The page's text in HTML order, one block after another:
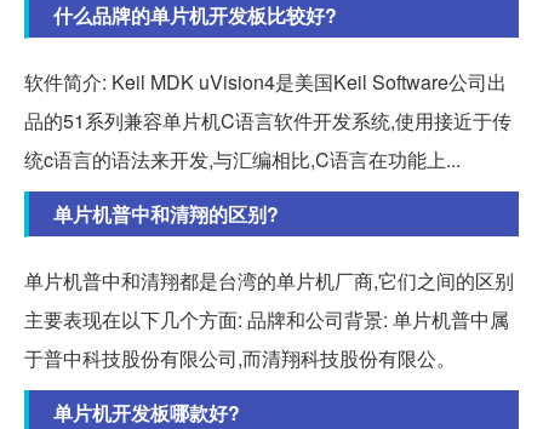
什么品牌的单片机开发板比较好?
软件简介: Keil MDK uVision4是美国Keil Software公司出
品的51系列兼容单片机C语言软件开发系统,使用接近于传
统c语言的语法来开发,与汇编相比,C语言在功能上...
单片机普中和清翔的区别?
单片机普中和清翔都是台湾的单片机厂商,它们之间的区别
主要表现在以下几个方面: 品牌和公司背景: 单片机普中属
于普中科技股份有限公司,而清翔科技股份有限公。
单片机开发板哪款好?